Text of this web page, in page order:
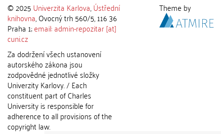
© 2025 Univerzita Karlova,Ústřední
knihovna, Ovocný trh 560/5, 116 36
Praha 1;email: admin-repozitar [at]
cuni.cz
Za dodržení všech ustanovení
autorského zákona jsou
zodpovědné jednotlivé složky
Univerzity Karlovy. / Each
constituent part of Charles
University is responsible for
adherence to all provisions of the
copyright law.
Theme by